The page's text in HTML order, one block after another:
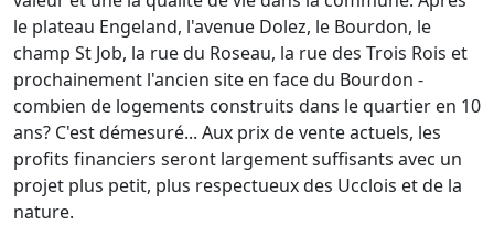
le plateau Engeland, l'avenue Dolez, le Bourdon, le
champ St Job, la rue du Roseau, la rue des Trois Rois et
prochainement l'ancien site en face du Bourdon -
combien de logements construits dans le quartier en 10
ans? C'est démesuré... Aux prix de vente actuels, les
profits financiers seront largement suffisants avec un
projet plus petit, plus respectueux des Ucclois et de la
nature.